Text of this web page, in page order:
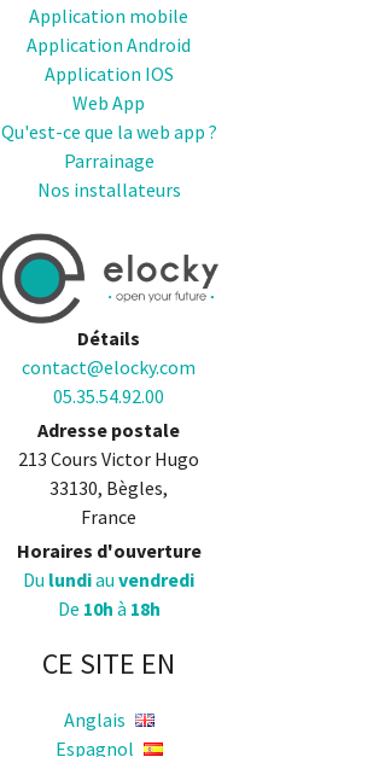
Application mobile
Application Android
Application IOS
Web App
Qu'est-ce que la web app ?
Parrainage
Nos installateurs
Détails
contact@elocky.com
05.35.54.92.00
Adresse postale
213 Cours Victor Hugo
33130, Bègles,
France
Horaires d'ouverture
Du lundiau vendredi
De 10h à 18h
CE SITE EN
Anglais
Espagnol